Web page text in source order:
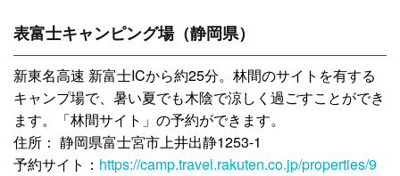
表富士キャンピング場（静岡県）
新東名高速 新富士ICから約25分。林間のサイトを有する
キャンプ場で、暑い夏でも木陰で涼しく過ごすことができ
ます。「林間サイト」の予約ができます。
住所： 静岡県富士宮市上井出静1253-1
予約サイト： https://camp.travel.rakuten.co.jp/properties/9